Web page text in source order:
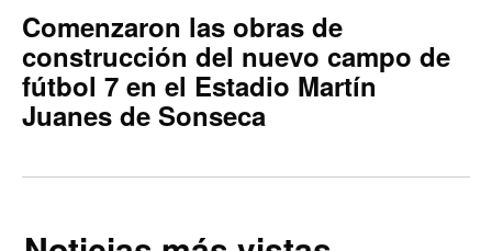
Comenzaron las obras de
construcción del nuevo campo de
fútbol 7 en el Estadio Martín
Juanes de Sonseca